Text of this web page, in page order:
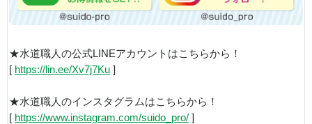
★水道職人の公式LINEアカウントはこちらから！
[ https://lin.ee/Xv7j7Ku ]
★水道職人のインスタグラムはこちらから！
[ https://www.instagram.com/suido_pro/ ]